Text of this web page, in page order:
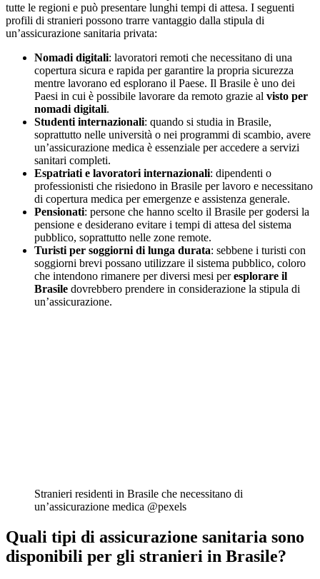
tutte le regioni e può presentare lunghi tempi di attesa. I seguenti
profili di stranieri possono trarre vantaggio dalla stipula di
un’assicurazione sanitaria privata:
Nomadi digitali: lavoratori remoti che necessitano di una
copertura sicura e rapida per garantire la propria sicurezza
mentre lavorano ed esplorano il Paese. Il Brasile è uno dei
Paesi in cui è possibile lavorare da remoto grazie al visto per
nomadi digitali.
Studenti internazionali: quando si studia in Brasile,
soprattutto nelle università o nei programmi di scambio, avere
un’assicurazione medica è essenziale per accedere a servizi
sanitari completi.
Espatriati e lavoratori internazionali: dipendenti o
professionisti che risiedono in Brasile per lavoro e necessitano
di copertura medica per emergenze e assistenza generale.
Pensionati: persone che hanno scelto il Brasile per godersi la
pensione e desiderano evitare i tempi di attesa del sistema
pubblico, soprattutto nelle zone remote.
Turisti per soggiorni di lunga durata: sebbene i turisti con
soggiorni brevi possano utilizzare il sistema pubblico, coloro
che intendono rimanere per diversi mesi peresplorare il
Brasile dovrebbero prendere in considerazione la stipula di
un’assicurazione.
Stranieri residenti in Brasile che necessitano di
un’assicurazione medica @pexels
Quali tipi di assicurazione sanitaria sono
disponibili per gli stranieri in Brasile?